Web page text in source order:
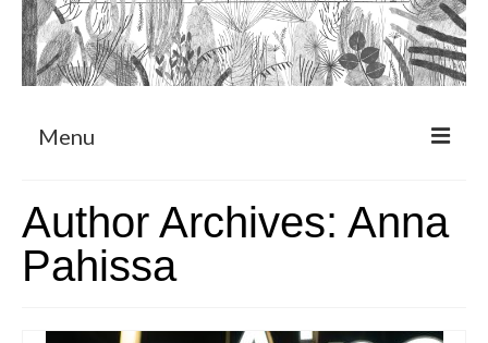
Menu
Programa de Residència
CRUCERO
Queda’t amb nosaltres
Author Archives: Anna
Pahissa